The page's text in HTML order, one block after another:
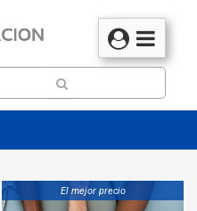
El mejor precio